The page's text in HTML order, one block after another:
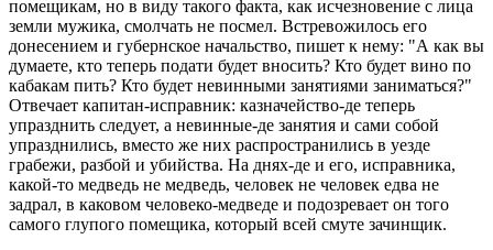
помещикам, но в виду такого факта, как исчезновение с лица
земли мужика, смолчать не посмел. Встревожилось его
донесением и губернское начальство, пишет к нему: "А как вы
думаете, кто теперь подати будет вносить? Кто будет вино по
кабакам пить? Кто будет невинными занятиями заниматься?"
Отвечает капитан-исправник: казначейство-де теперь
упразднить следует, а невинные-де занятия и сами собой
упразднились, вместо же них распространились в уезде
грабежи, разбой и убийства. На днях-де и его, исправника,
какой-то медведь не медведь, человек не человек едва не
задрал, в каковом человеко-медведе и подозревает он того
самого глупого помещика, который всей смуте зачинщик.